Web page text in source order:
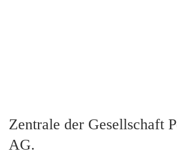
Zentrale der Gesellschaft
AG.